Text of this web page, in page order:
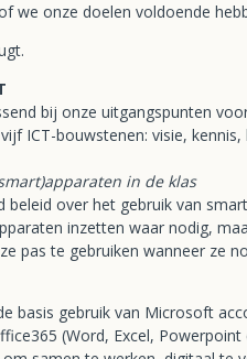
we onze doelen voldoende
bij onze uitgangspunten
ICT-bouwstenen: visie,
in de klas
beleid over het gebruik van
inzetten waar nodig,
pas te gebruiken wanneer ze
basis gebruik van Microsoft
(Word, Excel,